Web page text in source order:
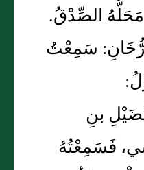
الصِّدْقُ.
سَمِعْتُ
بنِ
فَسَمِعْتُهُ